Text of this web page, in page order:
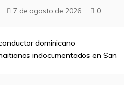
7 de agosto de 2026 0